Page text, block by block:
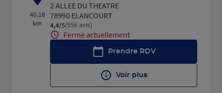
40.18
km
2 ALLEE DU THEATRE
78990 ELANCOURT
4,4/5Note de 4.4 sur 5
(556 avis)
Fermé actuellement
Prendre RDV
Voir plus